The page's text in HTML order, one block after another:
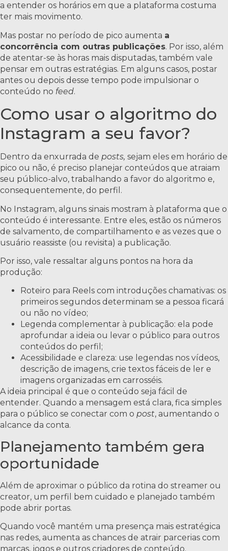
a entender os horários em que a plataforma costuma
ter mais movimento.
Mas postar no período de pico aumenta a
concorrência com outras publicações. Por isso, além
de atentar-se às horas mais disputadas, também vale
pensar em outras estratégias. Em alguns casos, postar
antes ou depois desse tempo pode impulsionar o
conteúdo no feed.
Como usar o algoritmo do
Instagram a seu favor?
Dentro da enxurrada de posts, sejam eles em horário de
pico ou não, é preciso planejar conteúdos que atraiam
seu público-alvo, trabalhando a favor do algoritmo e,
consequentemente, do perfil.
No Instagram, alguns sinais mostram à plataforma que o
conteúdo é interessante. Entre eles, estão os números
de salvamento, de compartilhamento e as vezes que o
usuário reassiste (ou revisita) a publicação.
Por isso, vale ressaltar alguns pontos na hora da
produção:
Roteiro para Reels com introduções chamativas: os
primeiros segundos determinam se a pessoa ficará
ou não no vídeo;
Legenda complementar à publicação: ela pode
aprofundar a ideia ou levar o público para outros
conteúdos do perfil;
Acessibilidade e clareza: use legendas nos vídeos,
descrição de imagens, crie textos fáceis de ler e
imagens organizadas em carrosséis.
A ideia principal é que o conteúdo seja fácil de
entender. Quando a mensagem está clara, fica simples
para o público se conectar com o post, aumentando o
alcance da conta.
Planejamento também gera
oportunidade
Além de aproximar o público da rotina do streamer ou
creator, um perfil bem cuidado e planejado também
pode abrir portas.
Quando você mantém uma presença mais estratégica
nas redes, aumenta as chances de atrair parcerias com
marcas, jogos e outros criadores de conteúdo.